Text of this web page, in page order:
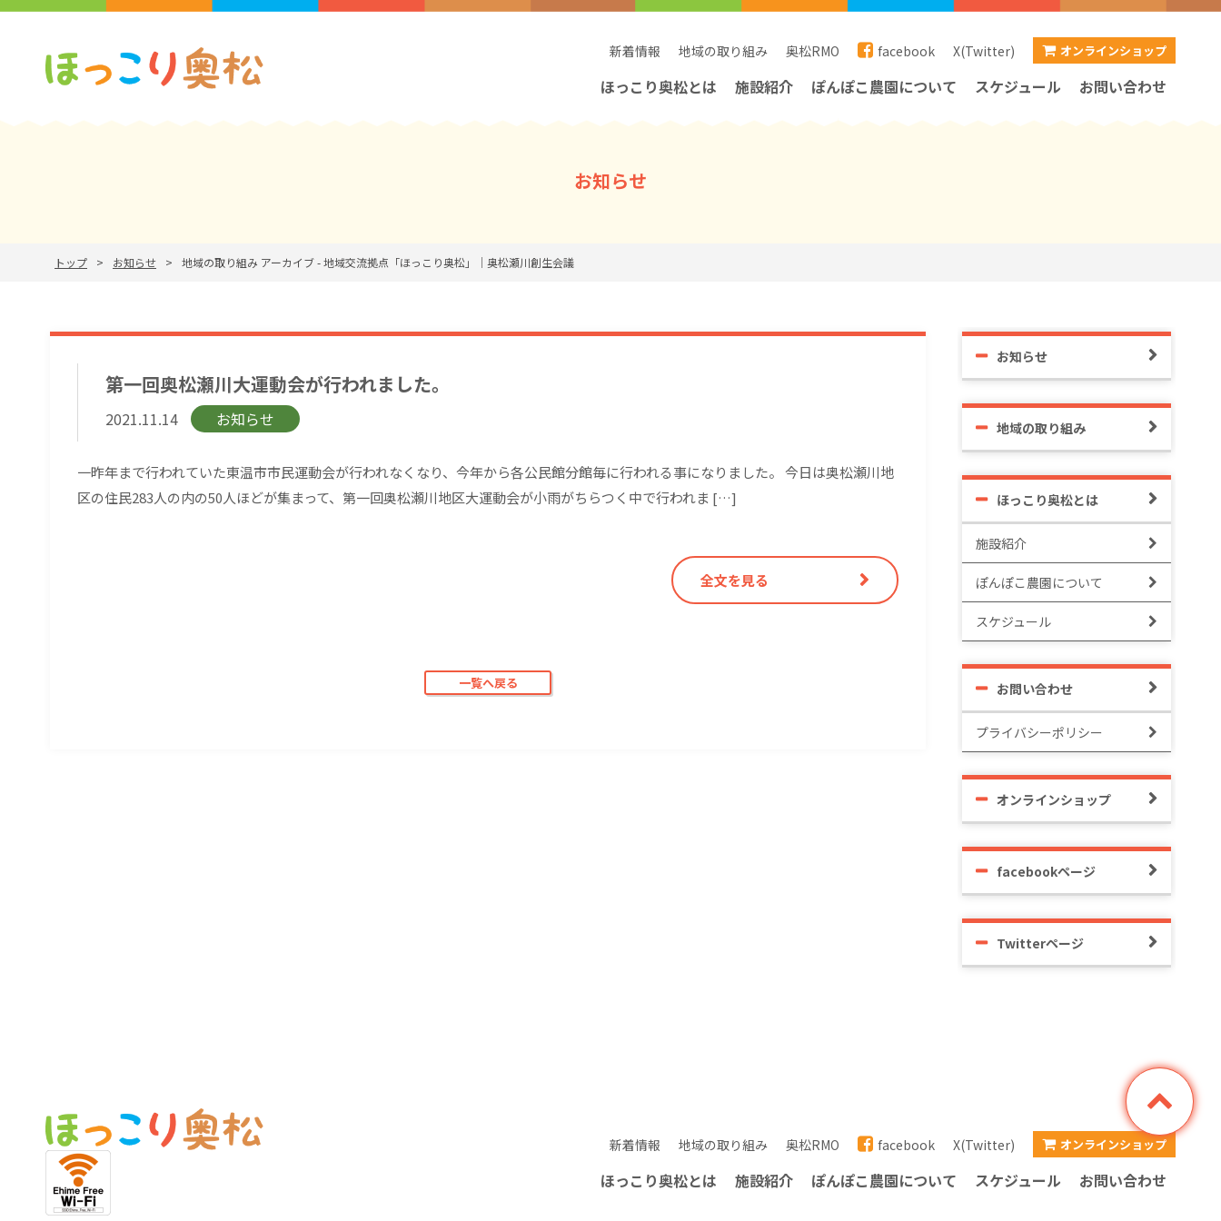
新着情報 地域の取り組み 奥松RMO facebook X(Twitter) オンラインショップ
ほっこり奥松とは 施設紹介 ぽんぽこ農園について スケジュール お問い合わせ
お知らせ
トップ お知らせ 地域の取り組み アーカイブ - 地域交流拠点「ほっこり奥松」｜奥松瀬川創生会議
第一回奥松瀬川大運動会が行われました。
2021.11.14 お知らせ
一昨年まで行われていた東温市市民運動会が行われなくなり、今年から各公民館分館毎に行われる事になりました。 今日は奥松瀬川地
区の住民283人の内の50人ほどが集まって、第一回奥松瀬川地区大運動会が小雨がちらつく中で行われま […]
全文を見る
一覧へ戻る
お知らせ
地域の取り組み
ほっこり奥松とは
施設紹介
ぽんぽこ農園について
スケジュール
お問い合わせ
プライバシーポリシー
オンラインショップ
facebookページ
Twitterページ
新着情報 地域の取り組み 奥松RMO facebook X(Twitter) オンラインショップ
ほっこり奥松とは 施設紹介 ぽんぽこ農園について スケジュール お問い合わせ